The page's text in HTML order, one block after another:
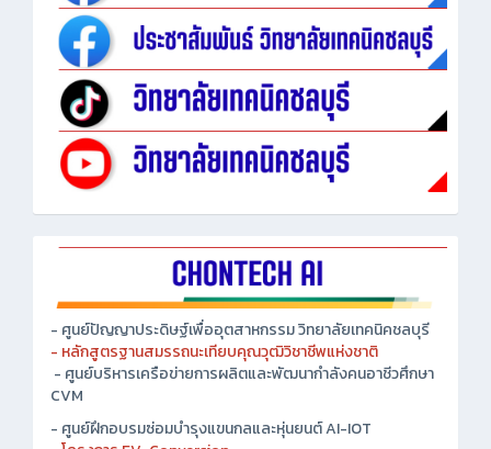
- ศูนย์ปัญญาประดิษฐ์เพื่ออุตสาหกรรม วิทยาลัยเทคนิคชลบุรี
- หลักสูตรฐานสมรรถนะเทียบคุณวุฒิวิชาชีพแห่งชาติ
- ศูนย์บริหารเครือข่ายการผลิตและพัฒนากำลังคนอาชีวศึกษา
CVM